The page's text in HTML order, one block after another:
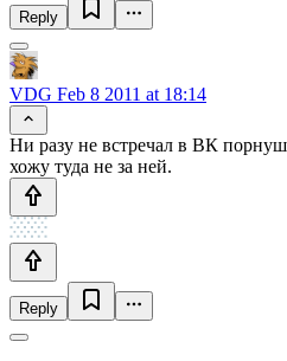
Reply
VDG Feb 8 2011 at 18:14
Ни разу не встречал в ВК
хожу туда не за ней.
Reply